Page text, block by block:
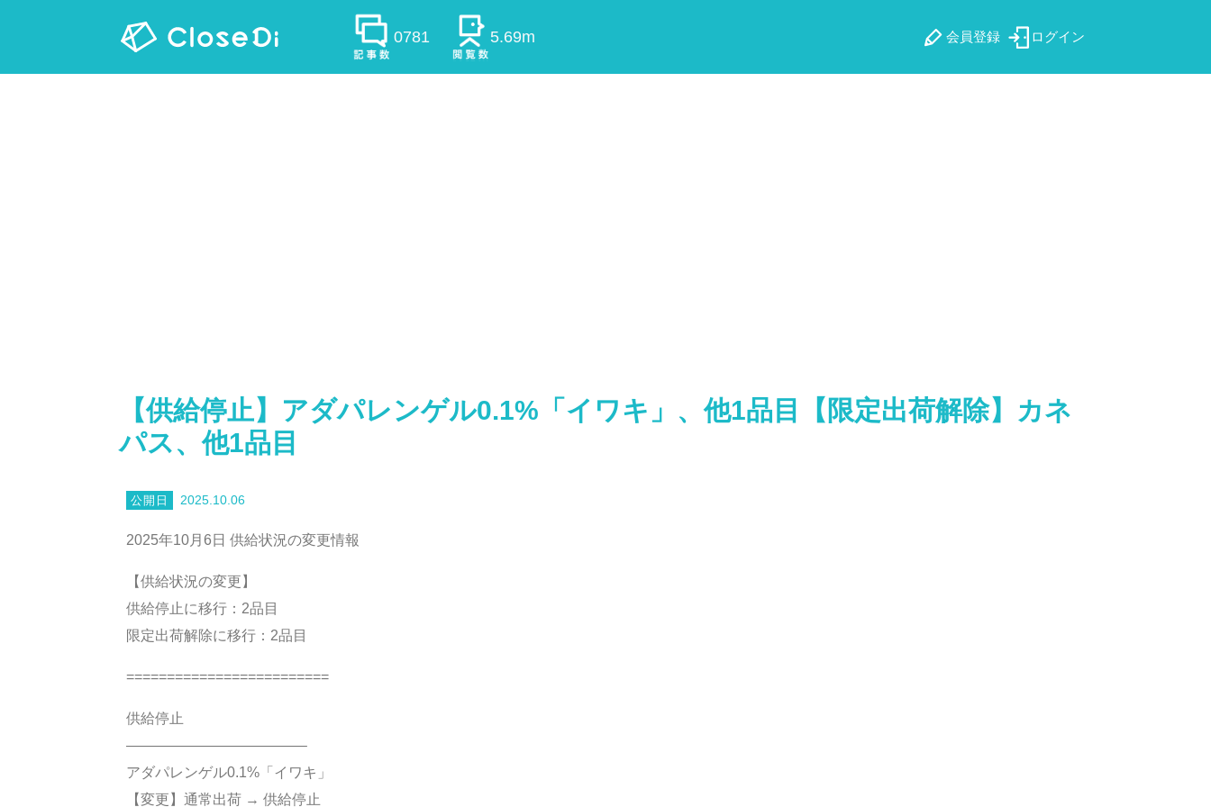
0781 5.69m 会員登録 ログイン
【供給停止】アダパレンゲル0.1%「イワキ」、他1品目【限定出荷解除】カネ
パス、他1品目
2025.10.06
2025年10月6日 供給状況の変更情報
【供給状況の変更】
供給停止に移行：2品目
限定出荷解除に移行：2品目
=========================
供給停止
————————————–
アダパレンゲル0.1%「イワキ」
【変更】通常出荷 → 供給停止